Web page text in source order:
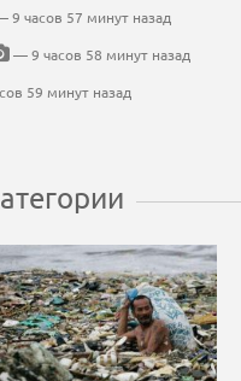
9 часов 57 минут назад
— 9 часов 58 минут назад
59 минут назад